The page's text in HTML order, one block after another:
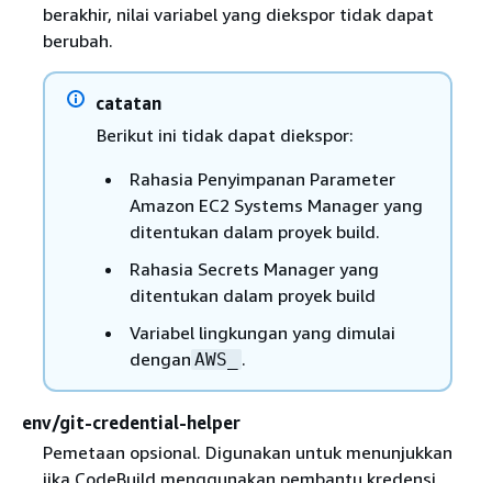
berakhir, nilai variabel yang diekspor tidak dapat
berubah.
catatan
Berikut ini tidak dapat diekspor:
Rahasia Penyimpanan Parameter
Amazon EC2 Systems Manager yang
ditentukan dalam proyek build.
Rahasia Secrets Manager yang
ditentukan dalam proyek build
Variabel lingkungan yang dimulai
dengan AWS_ .
env/git-credential-helper
Pemetaan opsional. Digunakan untuk menunjukkan